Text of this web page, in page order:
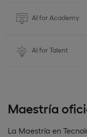
AI for Academy
AI for Talent
Maestría
La Maestría en